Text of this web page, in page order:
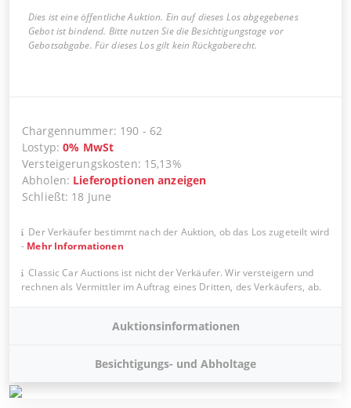
Dies ist eine öffentliche Auktion. Ein auf dieses Los abgegebenes
Gebot ist bindend. Bitte nutzen Sie die Besichtigungstage vor
Gebotsabgabe. Für dieses Los gilt kein Rückgaberecht.
Chargennummer: 190 - 62
Lostyp:0% MwSt
Versteigerungskosten: 15,13%
Abholen: Lieferoptionen anzeigen
Schließt: 18 June
Der Verkäufer bestimmt nach der Auktion, ob das Los zugeteilt wird
- Mehr Informationen
Classic Car Auctions ist nicht der Verkäufer. Wir versteigern und
rechnen als Vermittler im Auftrag eines Dritten, des Verkäufers, ab.
Auktionsinformationen
Besichtigungs- und Abholtage